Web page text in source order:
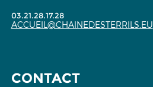
03.21.28.17.28
ACCUEIL@CHAINEDESTERRILS.EU
CONTACT